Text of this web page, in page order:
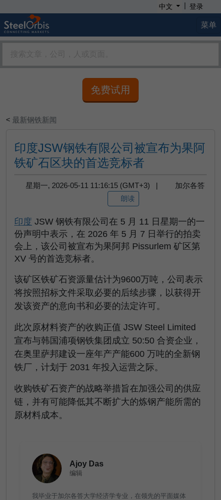
中文 | 登录
菜单
免费试用
< 最新钢铁新闻
印度JSW钢铁有限公司被宣布为果阿
铁矿石区块的首选竞标者
星期一, 2026-05-11 11:16:15 (GMT+3) | 加尔各答
朗读
印度 JSW 钢铁有限公司在 5 月 11 日星期一的一
份声明中表示，在 2026 年 5 月 7 日举行的拍卖
会上，该公司被宣布为果阿邦 Pissurlem 矿区第
XV 号的首选竞标者。
该矿区铁矿石资源量估计为9600万吨，公司表示
将按照招标文件采取必要的后续步骤，以获得开
发该资产的意向书和必要的法定许可。
此次原材料资产的收购正值 JSW Steel Limited
宣布与韩国浦项钢铁集团成立 50:50 合资企业，
在奥里萨邦建设一座年产产能600 万吨的全新钢
铁厂，计划于 2031 年投入运营之际。
收购铁矿石资产的战略举措旨在加强公司的供应
链，并有可能降低其不断扩大的炼钢产能所需的
原材料成本。
Ajoy Das
编辑
我毕业于加尔各答大学经济学专业，在领先的平面媒体